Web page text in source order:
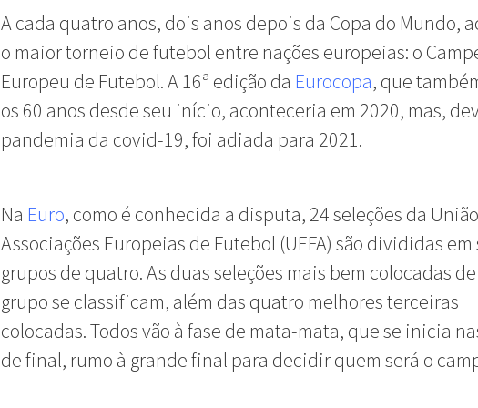
A cada quatro anos, dois anos depois da Copa do Mundo,
o maior torneio de futebol entre nações europeias: o
Europeu de Futebol. A 16ª edição da Eurocopa, que
os 60 anos desde seu início, aconteceria em 2020, mas,
pandemia da covid-19, foi adiada para 2021.
Na Euro, como é conhecida a disputa, 24 seleções da
Associações Europeias de Futebol (UEFA) são divididas em
grupos de quatro. As duas seleções mais bem colocadas
grupo se classificam, além das quatro melhores terceiras
colocadas. Todos vão à fase de mata-mata, que se inicia
de final, rumo à grande final para decidir quem será o